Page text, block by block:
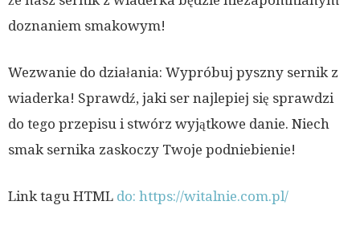
doznaniem smakowym!
Wezwanie do działania: Wypróbuj pyszny sernik z
wiaderka! Sprawdź, jaki ser najlepiej się sprawdzi
do tego przepisu i stwórz wyjątkowe danie. Niech
smak sernika zaskoczy Twoje podniebienie!
Link tagu HTML do: https://witalnie.com.pl/